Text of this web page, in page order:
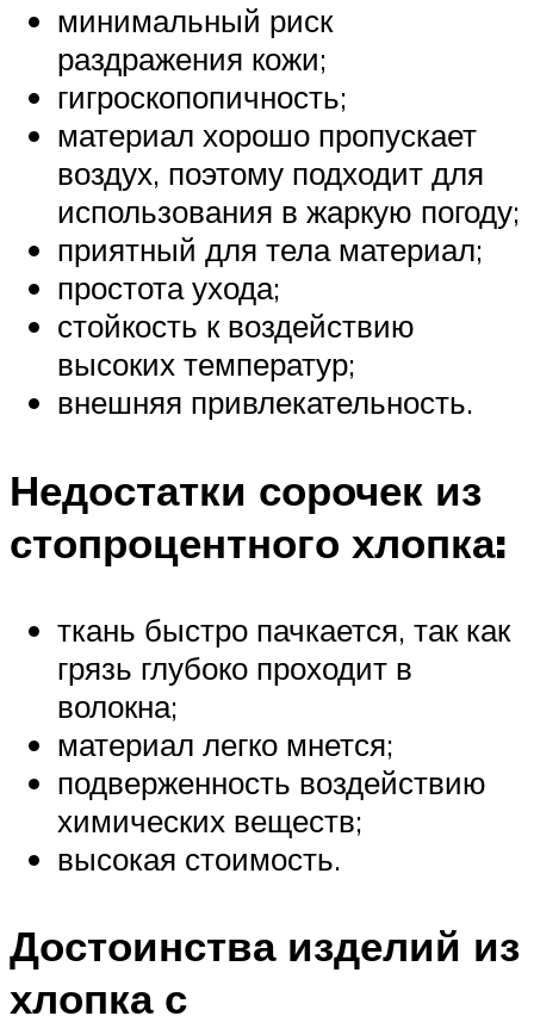
минимальный риск
раздражения кожи;
гигроскопопичность;
материал хорошо пропускает
воздух, поэтому подходит для
использования в жаркую погоду;
приятный для тела материал;
простота ухода;
стойкость к воздействию
высоких температур;
внешняя привлекательность.
Недостатки сорочек из
стопроцентного хлопка:
ткань быстро пачкается, так как
грязь глубоко проходит в
волокна;
материал легко мнется;
подверженность воздействию
химических веществ;
высокая стоимость.
Достоинства изделий из
хлопка с